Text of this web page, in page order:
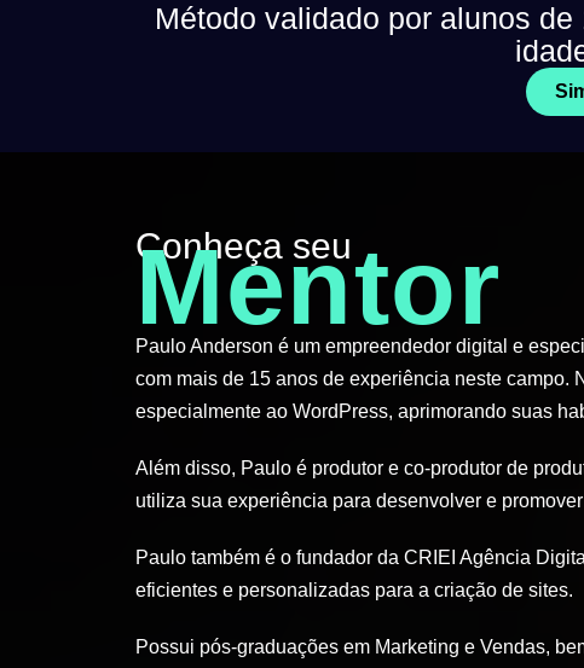
Método validado por alunos
Conheça seu
Mentor
Paulo Anderson é um empreendedor digital e
com mais de 15 anos de experiência neste campo.
especialmente ao WordPress, aprimorando suas
Além disso, Paulo é produtor e co-produtor de
utiliza sua experiência para desenvolver e
Paulo também é o fundador da CRIEI Agência
eficientes e personalizadas para a criação de sites.
Possui pós-graduações em Marketing e Vendas,